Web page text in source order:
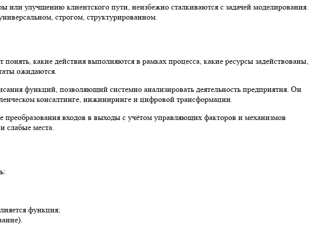
улучшению клиентского пути, неизбежно сталкиваются с задачей моделирования.
строгом, структурированном.
какие действия выполняются в рамках процесса, какие ресурсы задействованы,
ожидаются.
функций, позволяющий системно анализировать деятельность предприятия. Он
консалтинге, инжиниринге и цифровой трансформации.
входов в выходы с учётом управляющих факторов и механизмов
слабые места.
функция;